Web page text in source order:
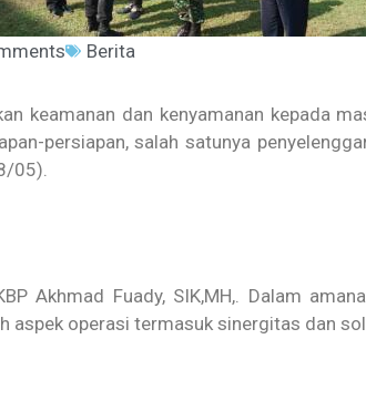
Berita
keamanan dan kenyamanan kepada
persiapan, salah satunya
05).
Akhmad Fuady, SIK,MH,. Dalam
aspek operasi termasuk sinergitas dan